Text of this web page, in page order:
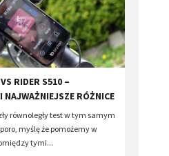
RIDER S510 –
NAJWAŻNIEJSZE RÓŻNICE
równoległy test w tym samym
myślę że pomożemy w
tymi...